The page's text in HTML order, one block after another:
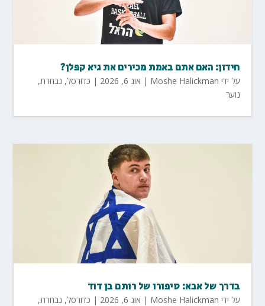
חידון: האם אתם באמת מכירים את גיא קפלן?
על ידי Moshe Halickman
| אוג 6, 2026 | כדורסל, נבחרת,
נוער
בדרך של אבא: סיפורו של רותם בן דוד
על ידי Moshe Halickman
| אוג 6, 2026 | כדורסל, נבחרת,